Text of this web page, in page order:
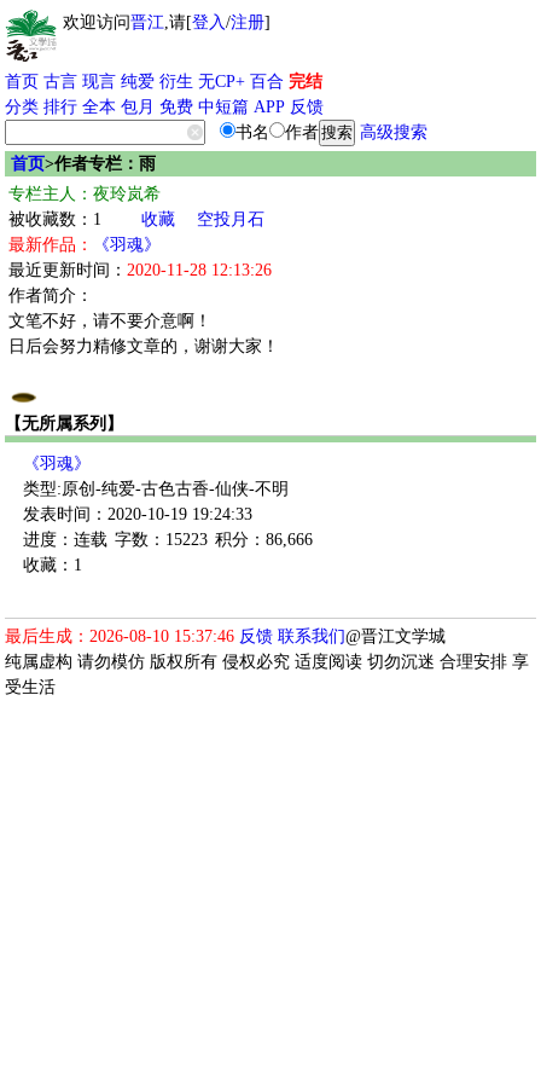
欢迎访问晋江,请[登入/注册]
首页 古言 现言 纯爱 衍生 无CP+ 百合 完结
分类 排行 全本 包月 免费 中短篇 APP 反馈
书名
作者
高级搜索
首页>作者专栏：雨
专栏主人：夜玲岚希
被收藏数：1
收藏
空投月石
最新作品：
《羽魂》
最近更新时间： 2020-11-28 12:13:26
作者简介：
文笔不好，请不要介意啊！
日后会努力精修文章的，谢谢大家！
【无所属系列】
《羽魂》
类型:原创-纯爱-古色古香-仙侠-不明
发表时间：2020-10-19 19:24:33
进度：连载 字数：15223 积分：86,666
收藏：1
最后生成：2026-08-10 15:37:46 反馈 联系我们@晋江文学城
纯属虚构 请勿模仿 版权所有 侵权必究 适度阅读 切勿沉迷 合理安排 享
受生活